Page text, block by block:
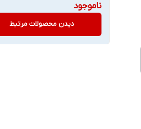
ناموجود
دیدن محصولات مرتبط